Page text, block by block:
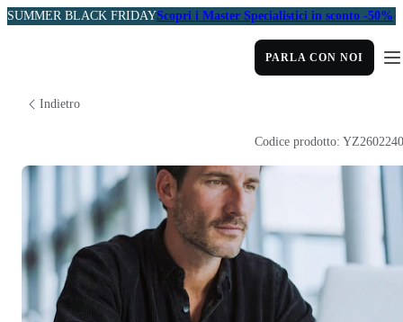
SUMMER BLACK FRIDAYScopri i Master Specialistici in sconto -50%
PARLA CON NOI
Indietro
Codice prodotto: